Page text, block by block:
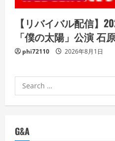
【リバイバル配信】
「僕の太陽」公演 石
phi72110 2026年8月1日
Search
for:
G&A